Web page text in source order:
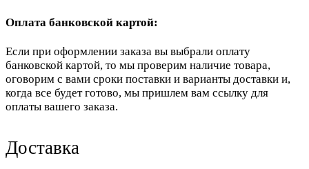
Оплата банковской картой:
Если при оформлении заказа вы выбрали оплату
банковской картой, то мы проверим наличие товара,
оговорим с вами сроки поставки и варианты доставки и,
когда все будет готово, мы пришлем вам ссылку для
оплаты вашего заказа.
Доставка